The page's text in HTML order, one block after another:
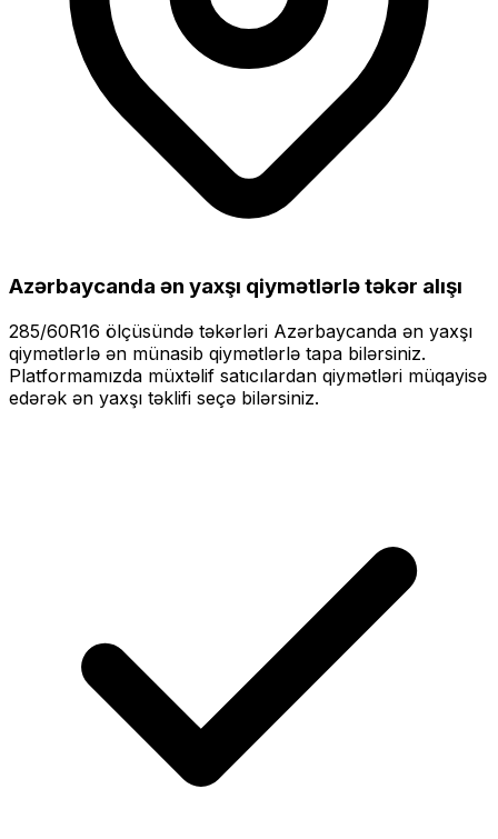
Azərbaycanda ən yaxşı qiymətlərlətəkər alışı
285/60R16 ölçüsündə təkərləri Azərbaycanda ən yaxşı
qiymətlərlə ən münasib qiymətlərlə tapa bilərsiniz.
Platformamızda müxtəlif satıcılardan qiymətləri müqayisə
edərək ən yaxşı təklifi seçə bilərsiniz.